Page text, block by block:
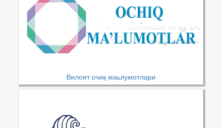
Вилоят очиқ маьлумотлари